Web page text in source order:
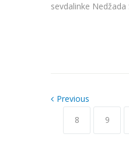
sevdalinke
Previous
8
9